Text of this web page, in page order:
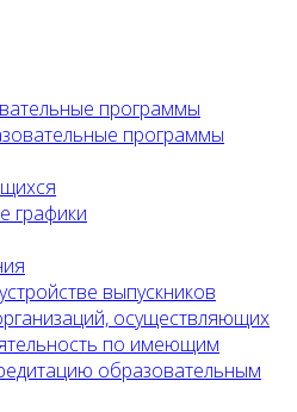
программы
программы
графики
выпускников
осуществляющих
по имеющим
образовательным